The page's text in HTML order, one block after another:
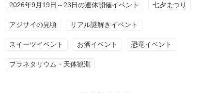
2026年9月19日～23日の連休開催イベント 七夕まつり
アジサイの見頃 リアル謎解きイベント
スイーツイベント お酒イベント 恐竜イベント
プラネタリウム・天体観測